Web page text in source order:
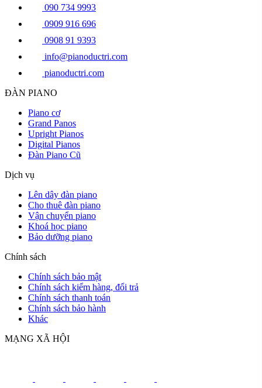
090 734 9993
0909 916 696
0908 91 9393
info@pianoductri.com
pianoductri.com
ĐÀN PIANO
Piano cơ
Grand Panos
Upright Pianos
Digital Pianos
Đàn Piano Cũ
Dịch vụ
Lên dây đàn piano
Cho thuê đàn piano
Vận chuyển piano
Khoá học piano
Bảo dưỡng piano
Chính sách
Chính sách bảo mật
Chính sách kiểm hàng, đổi trả
Chính sách thanh toán
Chính sách bảo hành
Khác
MẠNG XÃ HỘI